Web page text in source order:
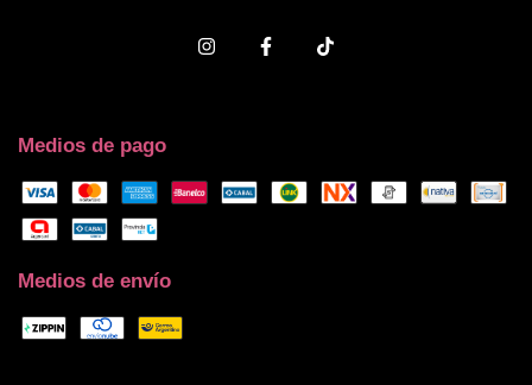
Medios de pago
Medios de envío